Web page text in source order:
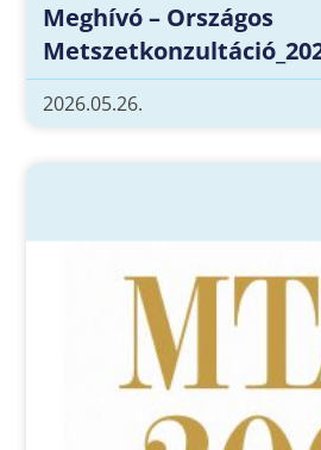
Meghívó – Országos
2026.05.26.